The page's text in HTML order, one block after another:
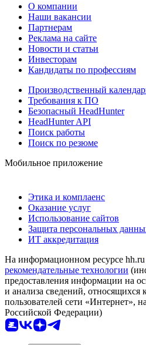
О компании
Наши вакансии
Партнерам
Реклама на сайте
Новости и статьи
Инвесторам
Кандидаты по профессиям
Производственный
Требования к ПО
Безопасный HeadHunter
HeadHunter API
Поиск работы
Поиск по резюме
Мобильное приложение
Этика и комплаенс
Оказание услуг
Использование сайтов
Защита персональных
ИТ аккредитация
На информационном ресурсе hh.ru
рекомендательные технологии
предоставления информации на
и анализа сведений, относящихся
пользователей сети «Интернет»,
Российской Федерации)